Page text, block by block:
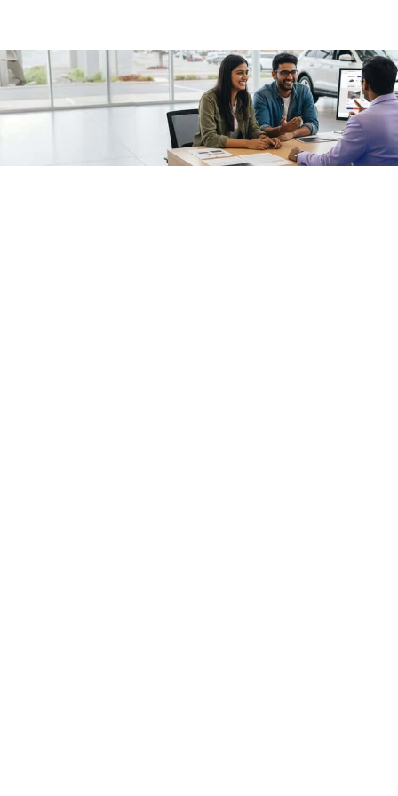
/fragments/plp-details